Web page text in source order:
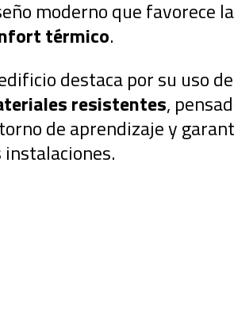
moderno que favorece la
térmico.
destaca por su uso de
resistentes,
de aprendizaje y
instalaciones.